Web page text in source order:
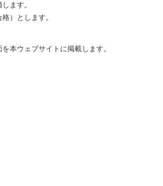
ます。
）とします。
本ウェブサイトに掲載します。